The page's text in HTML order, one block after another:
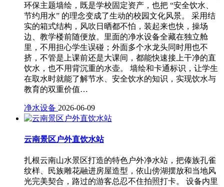
环保主题墙绘，既是学校固定资产，也把 “安全饮水、
节约用水” 的理念变成了生动的校园文化风景。 采用结
实的箱式结构，风吹日晒都不怕，装起来也快，操场
边、教学楼前随便放。里面的净水设备全藏在独立舱
里，不用担心学生误碰；外面多个水龙头同时用也不
挤，不管是上课前还是大课间，都能快速接上干净的直
饮水，也不用背沉重的水壶。 墙绘和卡通标识，让学生
在取水时就能了解节水、安全饮水的知识，实现饮水与
教育的双重价值…
净水设备 2026-06-09
云南景区户外直饮水站
扎根云南山水景区打造的特色户外净水站，把傣族孔雀
纹样、民族雕花融进房屋造型，依山傍湖摆放和当地风
光完美契合，路过的游客总忍不住拍照打卡。 设备内里